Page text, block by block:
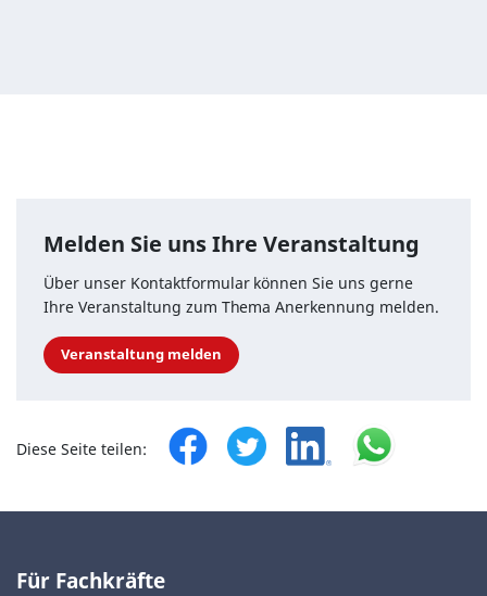
Melden Sie uns Ihre Veranstaltung
Über unser Kontaktformular können Sie uns gerne
Ihre Veranstaltung zum Thema Anerkennung melden.
Veranstaltung melden
Diese Seite teilen:
Für Fachkräfte